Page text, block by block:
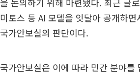
미토스 등 AI 모델을 잇달아 공개하
국가안보실의 판단이다.
국가안보실은 이에 따라 민간 분야